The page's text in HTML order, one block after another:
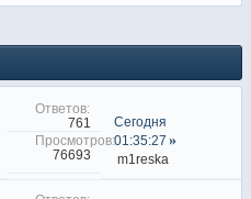
761
76693
Сегодня
01:35:27
m1reska